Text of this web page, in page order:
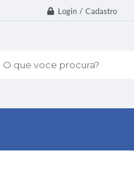
Login / Cadastro
que voce procura?